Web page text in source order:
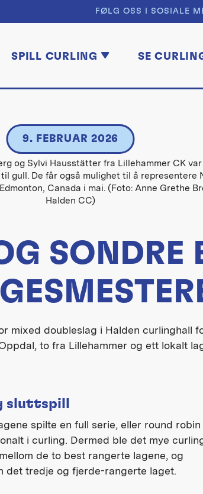
FØLG OSS I SOSIALE
SPILL CURLING SE
9. FEBRUAR 2026
og Sylvi Hausstätter fra Lillehammer CK
gull. De får også mulighet til å representere
Canada i mai. (Foto: Anne Grethe
Halden CC)
SONDRE
mixed doubleslag i Halden curlinghall
to fra Lillehammer og ett lokalt
sluttspill
spilte en full serie, eller round robin
i curling. Dermed ble det mye
de to best rangerte lagene, og
det tredje og fjerde-rangerte laget.